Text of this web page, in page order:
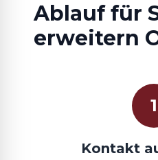
Ablauf für
erweitern
1
Kontakt